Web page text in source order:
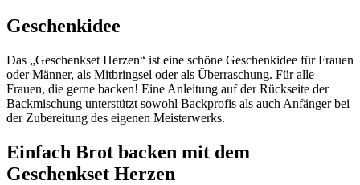
Geschenkidee
Das „Geschenkset Herzen“ ist eine schöne Geschenkidee für Frauen
oder Männer, als Mitbringsel oder als Überraschung. Für alle
Frauen, die gerne backen! Eine Anleitung auf der Rückseite der
Backmischung unterstützt sowohl Backprofis als auch Anfänger bei
der Zubereitung des eigenen Meisterwerks.
Einfach Brot backen mit dem
Geschenkset Herzen